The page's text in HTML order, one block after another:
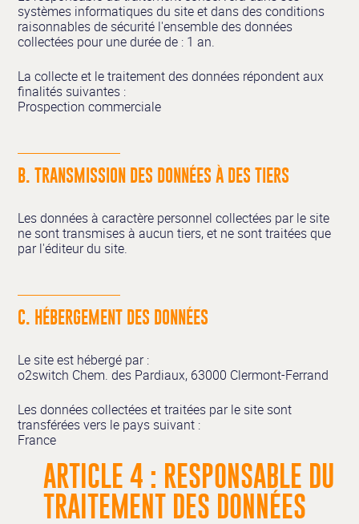
systèmes informatiques du site et dans des conditions
raisonnables de sécurité l'ensemble des données
collectées pour une durée de : 1 an.
La collecte et le traitement des données répondent aux
finalités suivantes :
Prospection commerciale
B. TRANSMISSION DES DONNÉES À DES TIERS
Les données à caractère personnel collectées par le site
ne sont transmises à aucun tiers, et ne sont traitées que
par l'éditeur du site.
C. HÉBERGEMENT DES DONNÉES
Le siteest hébergé par :
o2switch Chem. des Pardiaux, 63000 Clermont-Ferrand
Les données collectées et traitées par le site sont
transférées vers le pays suivant :
France
ARTICLE 4 : RESPONSABLE DU
TRAITEMENT DES DONNÉES